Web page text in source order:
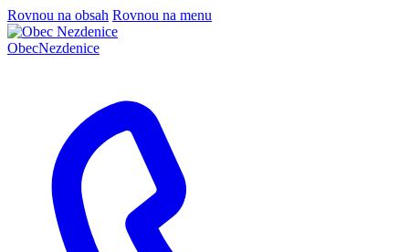
Rovnou na obsah Rovnou na menu
ObecNezdenice